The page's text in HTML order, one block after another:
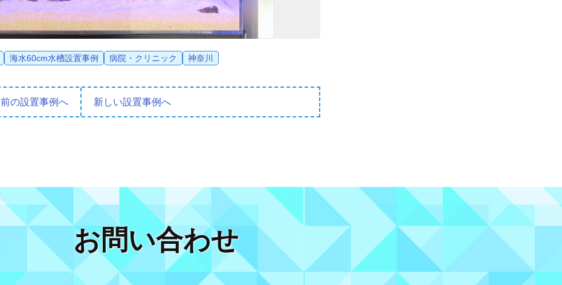
海水60cm水槽設置事例 病院・クリニック 神奈川
前の設置事例へ 新しい設置事例へ
お問い合わせ